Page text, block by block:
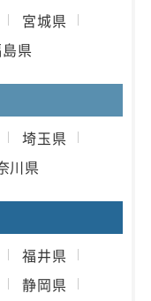
宮城県
県
埼玉県
川県
福井県
静岡県